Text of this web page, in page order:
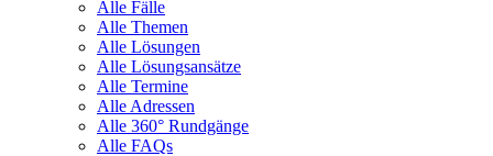
Alle Fälle
Alle Themen
Alle Lösungen
Alle Lösungsansätze
Alle Termine
Alle Adressen
Alle 360° Rundgänge
Alle FAQs